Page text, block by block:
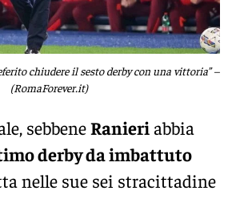
chiudere il sesto derby con una vittoria” –
(RomaForever.it)
sebbeneRanieri abbia
derby da imbattuto
nelle sue sei stracittadine